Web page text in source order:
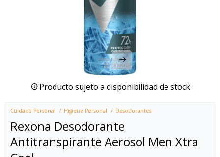
Producto sujeto a disponibilidad de stock
Cuidado Personal Higiene Personal Desodorantes
Rexona Desodorante
Antitranspirante Aerosol Men Xtra